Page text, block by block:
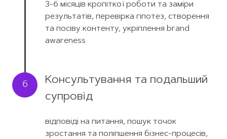
3-6 місяців кропіткої роботи та заміри
результатів, перевірка гіпотез, створення
та посіву контенту, укріплення brand
awareness
6
Консультування та подальший
супровід
відповіді на питання, пошук точок
зростання та поліпшення бізнес-процесів,